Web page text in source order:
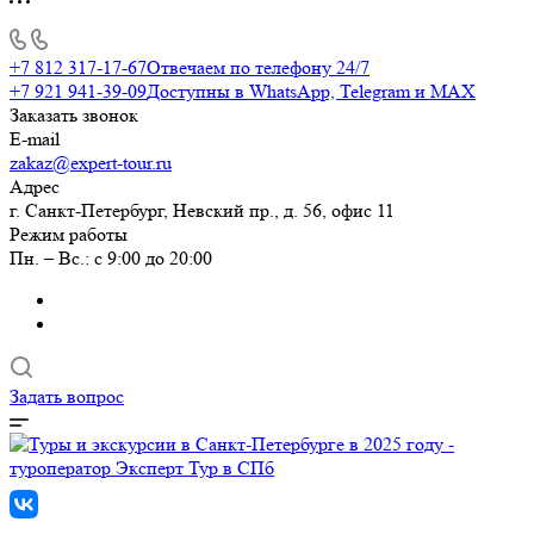
+7 812 317-17-67Отвечаем по телефону 24/7
+7 921 941-39-09Доступны в WhatsApp, Telegram и MAX
Заказать звонок
E-mail
zakaz@expert-tour.ru
Адрес
г. Санкт-Петербург, Невский пр., д. 56, офис 11
Режим работы
Пн. – Вс.: с 9:00 до 20:00
Задать вопрос